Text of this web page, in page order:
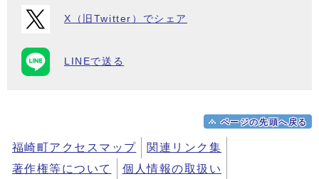
X（旧Twitter）でシェア
LINEで送る
ページの先頭へ戻る
福崎町アクセスマップ
関連リンク集
著作権等について
個人情報の取扱い